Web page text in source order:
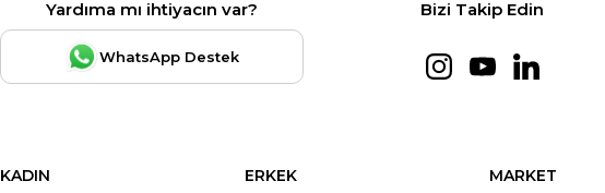
Yardıma mı ihtiyacın var?
WhatsApp Destek
Bizi Takip Edin
KADIN
ERKEK
MARKET